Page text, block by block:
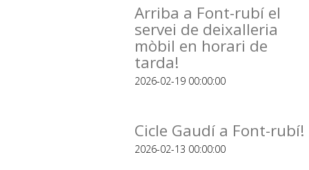
Arriba a Font-rubí el
servei de deixalleria
mòbil en horari de
tarda!
2026-02-19 00:00:00
Cicle Gaudí a Font-rubí!
2026-02-13 00:00:00